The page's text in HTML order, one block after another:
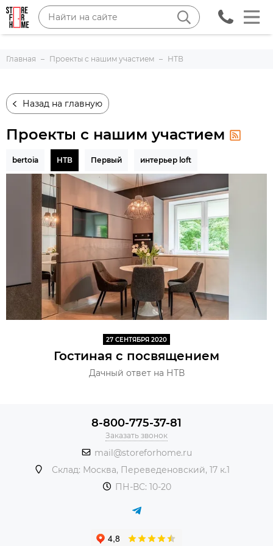
Главная Проекты с нашим участием НТВ
Назад на главную
Проекты с нашим участием
bertoia НТВ Первый интерьер loft
Все публикации
27 СЕНТЯБРЯ 2020
Гостиная с посвящением
Дачный ответ на НТВ
8-800-775-37-81
Заказать звонок
mail@storeforhome.ru
Склад: Москва, Переведеновский, 17 к.1
ПН-ВС: 10-20